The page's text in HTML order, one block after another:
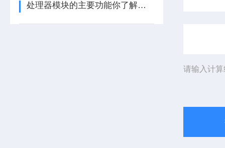
处理器模块的主要功能你了解多少呢
请输入计